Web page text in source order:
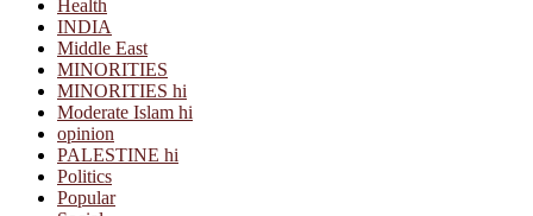
Health
INDIA
Middle East
MINORITIES
MINORITIES hi
Moderate Islam hi
opinion
PALESTINE hi
Politics
Popular